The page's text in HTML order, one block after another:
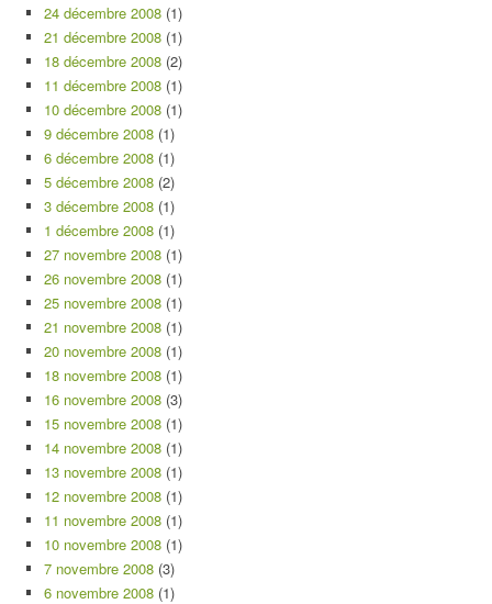
24 décembre 2008 (1)
21 décembre 2008 (1)
18 décembre 2008 (2)
11 décembre 2008 (1)
10 décembre 2008 (1)
9 décembre 2008 (1)
6 décembre 2008 (1)
5 décembre 2008 (2)
3 décembre 2008 (1)
1 décembre 2008 (1)
27 novembre 2008 (1)
26 novembre 2008 (1)
25 novembre 2008 (1)
21 novembre 2008 (1)
20 novembre 2008 (1)
18 novembre 2008 (1)
16 novembre 2008 (3)
15 novembre 2008 (1)
14 novembre 2008 (1)
13 novembre 2008 (1)
12 novembre 2008 (1)
11 novembre 2008 (1)
10 novembre 2008 (1)
7 novembre 2008 (3)
6 novembre 2008 (1)